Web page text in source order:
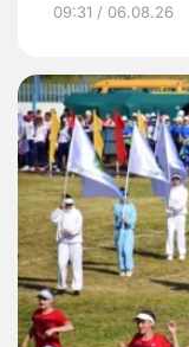
09:31 / 06.08.26